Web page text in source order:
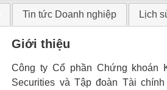
Tin tức Doanh nghiệp Lịch
Giới thiệu
Công ty Cổ phần Chứng khoán
Securities và Tập đoàn Tài